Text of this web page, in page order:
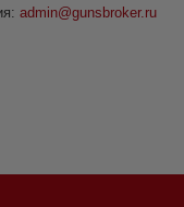
admin@gunsbroker.ru